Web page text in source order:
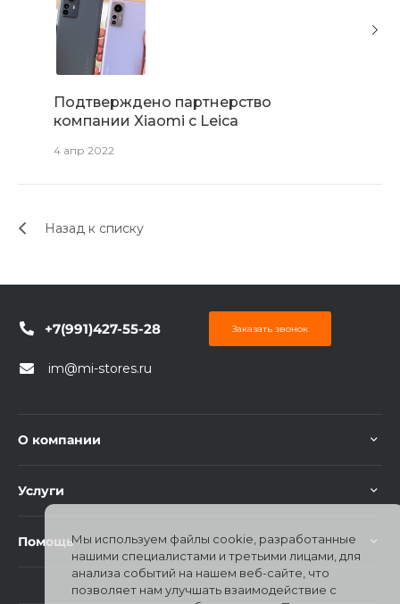
Подтверждено партнерство
компании Xiaomi с Leica
4 апр 2022
Назад к списку
+7(991)427-55-28 Заказать звонок
im@mi-stores.ru
О компании
Услуги
ПомощьМы используем файлы cookie, разработанные
нашими специалистами и третьими лицами, для
анализа событий на нашем веб-сайте, что
позволяет нам улучшать взаимодействие с